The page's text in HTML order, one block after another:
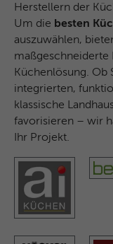
Herstellern der
Um die besten
auszuwählen,
maßgeschneiderte
Küchenlösung.
integrierten,
klassische
favorisieren – wir
Ihr Projekt.
Anbieter
Laufzeit
Zweck